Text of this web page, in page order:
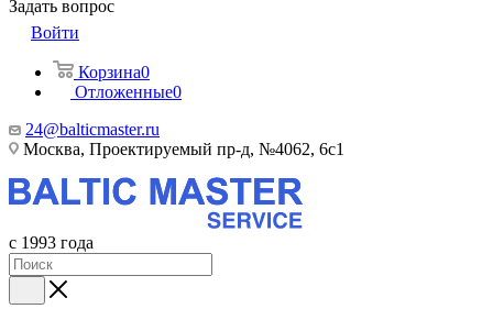
Задать вопрос
Войти
Корзина0
Отложенные0
24@balticmaster.ru
Москва, Проектируемый пр-д, №4062, 6с1
с 1993 года